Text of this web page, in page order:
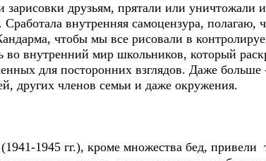
зарисовки друзьям, прятали или
внутренняя самоцензура, полагаю,
чтобы мы все рисовали в
во внутренний мир школьников, который
для посторонних взглядов. Даже
других членов семьи и даже окружения.
1945 гг.), кроме множества бед,